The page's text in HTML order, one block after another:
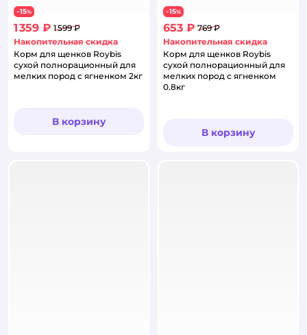
−15%
1 359 ₽ 1 599 ₽
Накопительная скидка
Корм для щенков Roybis
сухой полнорационный для
мелких пород с ягненком 2кг
В корзину
−15%
653 ₽ 769 ₽
Накопительная скидка
Корм для щенков Roybis
сухой полнорационный для
мелких пород с ягненком
0.8кг
В корзину